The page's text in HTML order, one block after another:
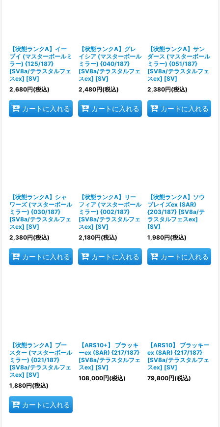
【状態ランクA】イー
ブイ (マスターボールミ
ラー) {125/187}
[SV8a/テラスタルフェ
スex] [SV]
2,680円(税込)
カートに入れる
【状態ランクA】グレ
イシア (マスターボール
ミラー) {040/187}
[SV8a/テラスタルフェ
スex] [SV]
2,480円(税込)
カートに入れる
【状態ランクA】サン
ダース (マスターボール
ミラー) {051/187}
[SV8a/テラスタルフェ
スex] [SV]
2,380円(税込)
カートに入れる
【状態ランクA】シャ
ワーズ (マスターボール
ミラー) {030/187}
[SV8a/テラスタルフェ
スex] [SV]
2,380円(税込)
カートに入れる
【状態ランクA】リー
フィア (マスターボール
ミラー) {002/187}
[SV8a/テラスタルフェ
スex] [SV]
2,180円(税込)
カートに入れる
【状態ランクA】ソウ
ブレイズex (SAR)
{203/187} [SV8a/テ
ラスタルフェスex]
[SV]
1,980円(税込)
カートに入れる
【状態ランクA】ブー
スター (マスターボール
ミラー) {021/187}
[SV8a/テラスタルフェ
スex] [SV]
1,880円(税込)
カートに入れる
【ARS10+】 ブラッキ
ーex (SAR) {217/187}
[SV8a/テラスタルフェ
スex] [SV]
108,000円(税込)
【ARS10】 ブラッキー
ex (SAR) {217/187}
[SV8a/テラスタルフェ
スex] [SV]
79,800円(税込)